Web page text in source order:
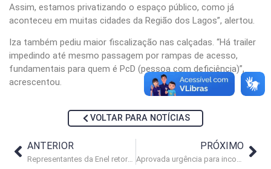
Assim, estamos privatizando o espaço público, como já
aconteceu em muitas cidades da Região dos Lagos”, alertou.
Iza também pediu maior fiscalização nas calçadas. “Há trailer
impedindo até mesmo passagem por rampas de acesso,
fundamentais para quem é PcD (pessoa com deficiência)”,
acrescentou.
VOLTAR PARA NOTÍCIAS
ANTERIOR PRÓXIMO